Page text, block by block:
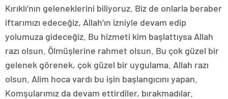
Kırıklı’nın geleneklerini biliyoruz. Biz de onlarla beraber
iftarımızı edeceğiz, Allah’ın izniyle devam edip
yolumuza gideceğiz. Bu hizmeti kim başlattıysa Allah
razı olsun. Ölmüşlerine rahmet olsun. Bu çok güzel bir
gelenek görenek, çok güzel bir uygulama. Allah razı
olsun. Alim hoca vardı bu işin başlangıcını yapan.
Komşularımız da devam ettirdiler, bırakmadılar.